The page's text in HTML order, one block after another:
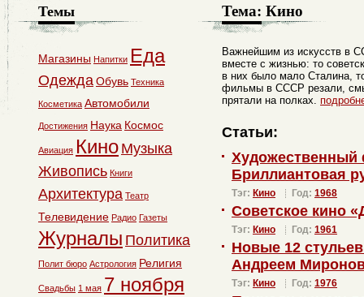
Тема: Кино
Важнейшим из искусств в
вместе с жизнью: то
в них было мало Сталина,
фильмы в СССР резали,
прятали на полках.
Статьи:
Бриллиантовая
Тэг: Кино Год: 1968
Советское кино
Тэг: Кино Год: 1961
Новые 12
Андреем
Тэг: Кино Год: 1976
Темы
Магазины Напитки Еда
ОдеждаОбувь Техника
Косметика Автомобили
Достижения Наука Космос
Авиация Кино Музыка
Живопись Книги
Архитектура Театр
Телевидение Радио Газеты
Журналы Политика
Полит бюро Астрология Религия
Свадьбы 1 мая 7 ноября